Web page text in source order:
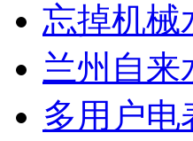
忘掉机械
兰州自来
多用户电